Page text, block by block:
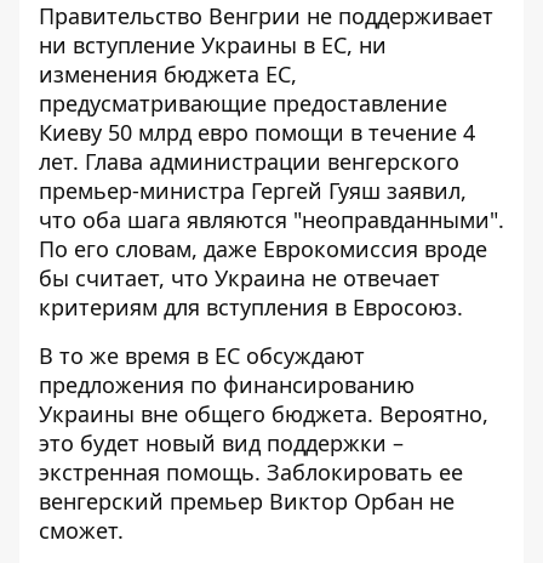
Правительство Венгрии не поддерживает
ни вступление Украины в ЕС, ни
изменения бюджета ЕС,
предусматривающие предоставление
Киеву 50 млрд евро помощи в течение 4
лет. Глава администрации венгерского
премьер-министра Гергей Гуяш заявил,
что оба шага являются "неоправданными".
По его словам, даже Еврокомиссия вроде
бы считает, что Украина не отвечает
критериям для вступления в Евросоюз.
В то же время в ЕС обсуждают
предложения по финансированию
Украины вне общего бюджета. Вероятно,
это будет новый вид поддержки –
экстренная помощь. Заблокировать ее
венгерский премьер Виктор Орбан не
сможет.